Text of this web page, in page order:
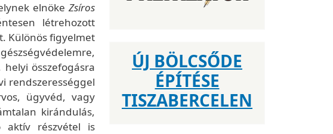
elnöke Zsíros
létrehozott
Különös figyelmet
összefogásra
rendszerességgel
ügyvéd, vagy
kirándulás,
aktív részvétel is
ÚJ BÖLCSŐDE
ÉPÍTÉSE
TISZABERCELEN